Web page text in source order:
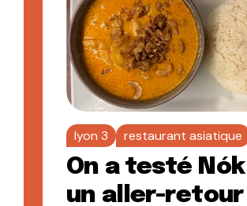
lyon 3 restaurant asiatique
On a testé Nók
un aller-retour